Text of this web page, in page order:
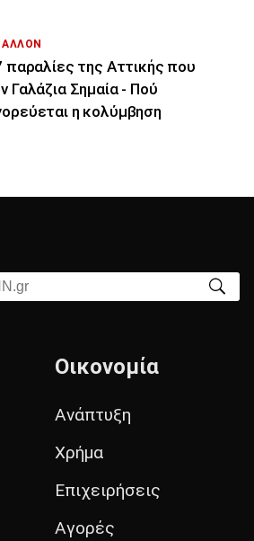
παραλίες της Αττικής που
Γαλάζια Σημαία - Πού
η κολύμβηση
Οικονομία
Ανάπτυξη
Χρήμα
Επιχειρήσεις
Αγορές